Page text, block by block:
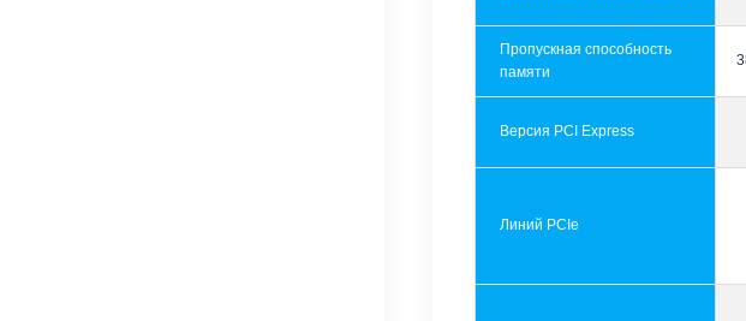
Пропускная способность
памяти
Версия PCI Express
Линий PCIe